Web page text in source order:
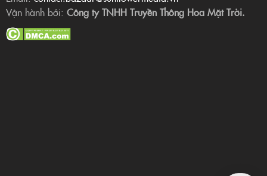
Vận hành bởi: Công ty TNHH Truyền Thông Hoa Mặt Trời.